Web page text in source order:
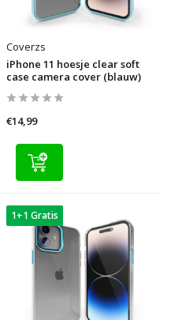
Coverzs
iPhone 11 hoesje clear soft
case camera cover (blauw)
€14,99
1+1 Gratis